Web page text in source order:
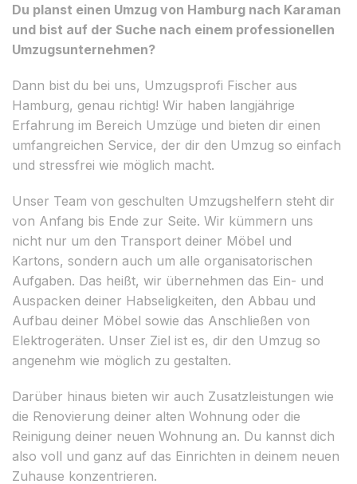
Du planst einen Umzug von Hamburg nach Karaman
und bist auf der Suche nach einem professionellen
Umzugsunternehmen?
Dann bist du bei uns, Umzugsprofi Fischer aus
Hamburg, genau richtig! Wir haben langjährige
Erfahrung im Bereich Umzüge und bieten dir einen
umfangreichen Service, der dir den Umzug so einfach
und stressfrei wie möglich macht.
Unser Team von geschulten Umzugshelfern steht dir
von Anfang bis Ende zur Seite. Wir kümmern uns
nicht nur um den Transport deiner Möbel und
Kartons, sondern auch um alle organisatorischen
Aufgaben. Das heißt, wir übernehmen das Ein- und
Auspacken deiner Habseligkeiten, den Abbau und
Aufbau deiner Möbel sowie das Anschließen von
Elektrogeräten. Unser Ziel ist es, dir den Umzug so
angenehm wie möglich zu gestalten.
Darüber hinaus bieten wir auch Zusatzleistungen wie
die Renovierung deiner alten Wohnung oder die
Reinigung deiner neuen Wohnung an. Du kannst dich
also voll und ganz auf das Einrichten in deinem neuen
Zuhause konzentrieren.